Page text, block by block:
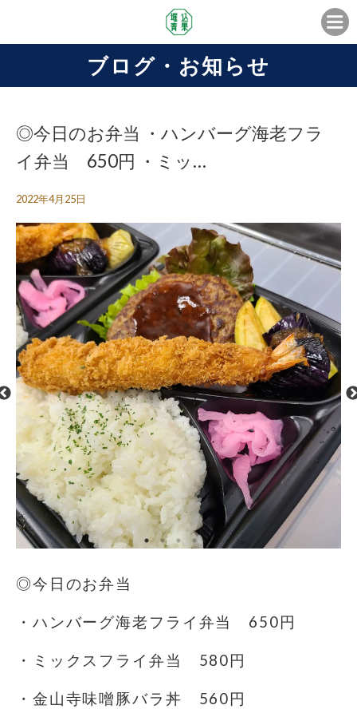
ブログ・お知らせ
◎今日のお弁当 ・ハンバーグ海老フラ
イ弁当 650円 ・ミッ…
2022年4月25日
◎今日のお弁当
・ハンバーグ海老フライ弁当 650円
・ミックスフライ弁当 580円
・金山寺味噌豚バラ丼 560円